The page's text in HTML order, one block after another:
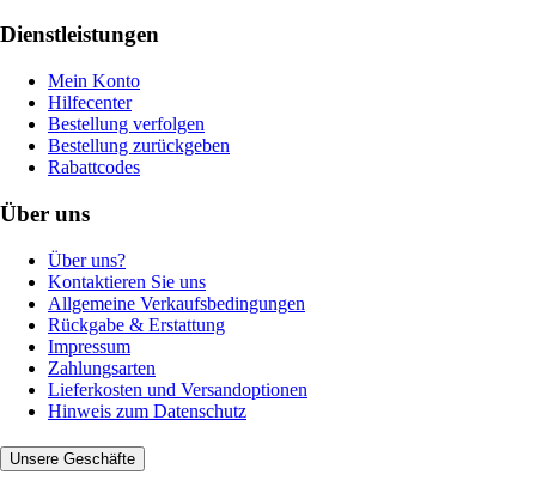
Dienstleistungen
Mein Konto
Hilfecenter
Bestellung verfolgen
Bestellung zurückgeben
Rabattcodes
Über uns
Über uns?
Kontaktieren Sie uns
Allgemeine Verkaufsbedingungen
Rückgabe & Erstattung
Impressum
Zahlungsarten
Lieferkosten und Versandoptionen
Hinweis zum Datenschutz
Unsere Geschäfte